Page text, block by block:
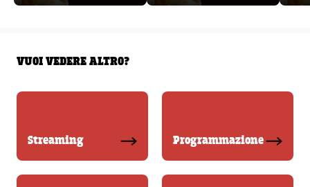
VUOI VEDERE ALTRO?
Streaming Programmazione